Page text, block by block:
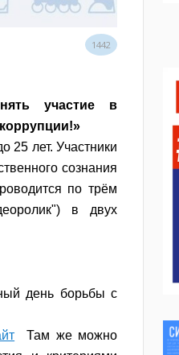
1442
участие в
25 лет. Участники
сознания
по трём
в двух
день борьбы с
Там же можно